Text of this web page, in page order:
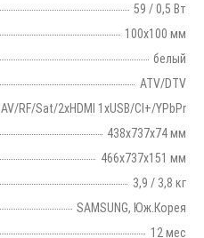
59 / 0,5 Вт
100х100 мм
белый
ATV/DTV
AV/RF/Sat/2xHDMI 1xUSB/CI+/YPbPr
438х737х74 мм
466x737x151 мм
3,9 / 3,8 кг
SAMSUNG, Юж.Корея
12 мес